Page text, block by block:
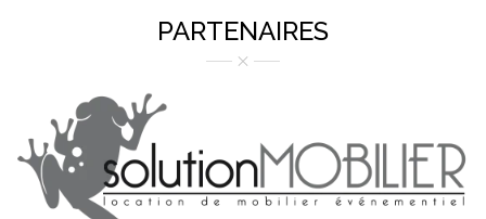
PARTENAIRES